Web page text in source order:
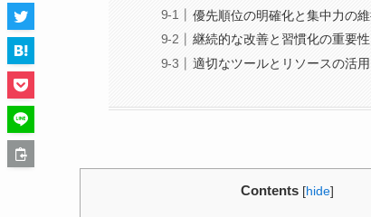
優先順位の明確化と集中力の
継続的な改善と習慣化の重要性
適切なツールとリソースの活用
Contents [hide]